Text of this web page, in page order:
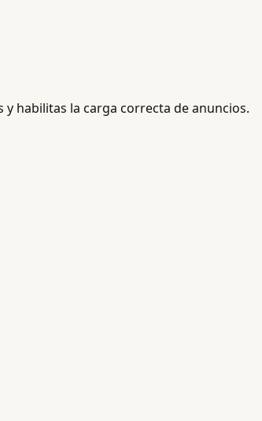
habilitas la carga correcta de anuncios.